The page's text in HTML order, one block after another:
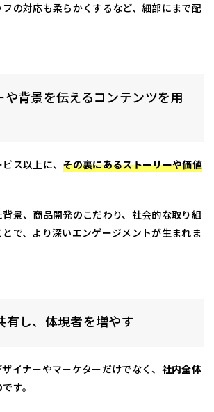
の対応も柔らかくするなど、細部にまで配
や背景を伝えるコンテンツを用
ス以上に、その裏にあるストーリーや価値
景、商品開発のこだわり、社会的な取り組
で、より深いエンゲージメントが生まれま
有し、体現者を増やす
イナーやマーケターだけでなく、 社内全体
です。